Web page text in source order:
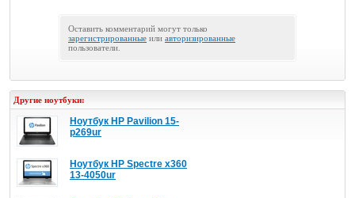
Оставить комментарий могут только
зарегистрированные или авторизированные
пользователи.
Другие ноутбуки:
Ноутбук HP Pavilion 15-
p269ur
Ноутбук HP Spectre x360
13-4050ur